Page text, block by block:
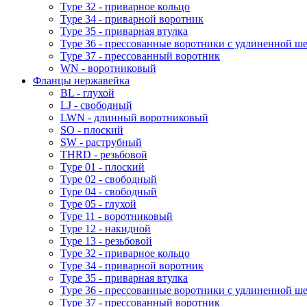
Type 32 - приварное кольцо
Type 34 - приварной воротник
Type 35 - приварная втулка
Type 36 - прессованные воротники с удлиненной
Type 37 - прессованный воротник
WN - воротниковый
Фланцы нержавейка
BL - глухой
LJ - свободный
LWN - длинный воротниковый
SO - плоский
SW - раструбный
THRD - резьбовой
Type 01 - плоский
Type 02 - свободный
Type 04 - свободный
Type 05 - глухой
Type 11 - воротниковый
Type 12 - накидной
Type 13 - резьбовой
Type 32 - приварное кольцо
Type 34 - приварной воротник
Type 35 - приварная втулка
Type 36 - прессованные воротники с удлиненной
Type 37 - прессованный воротник